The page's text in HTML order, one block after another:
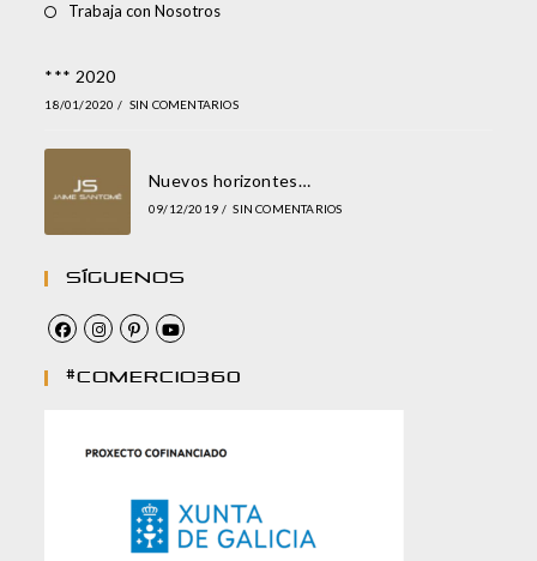
Trabaja con Nosotros
*** 2020
18/01/2020 / SIN COMENTARIOS
Nuevos horizontes…
09/12/2019 / SIN COMENTARIOS
Síguenos
#comercio360